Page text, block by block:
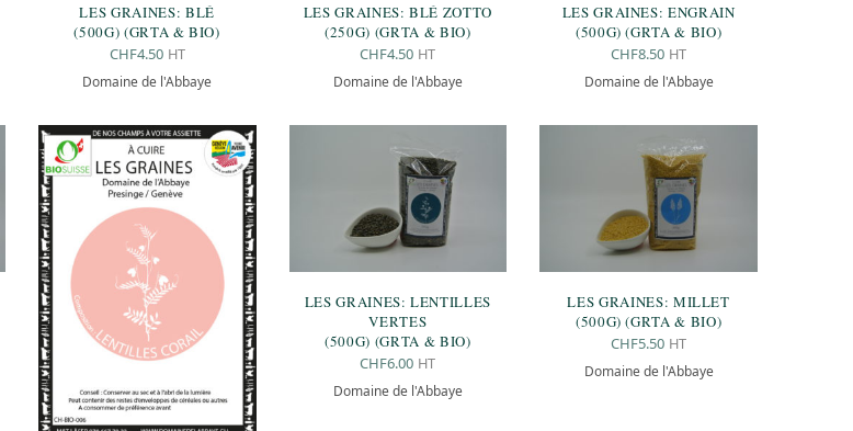
LES GRAINES: BLÉ
(500G) (GRTA & BIO)
CHF4.50 HT
Domaine de l'Abbaye
LES GRAINES: BLÉ ZOTTO
(250G) (GRTA & BIO)
CHF4.50 HT
Domaine de l'Abbaye
LES GRAINES: ENGRAIN
(500G) (GRTA & BIO)
CHF8.50 HT
Domaine de l'Abbaye
LES GRAINES: LENTILLES
VERTES
(500G) (GRTA & BIO)
CHF6.00 HT
Domaine de l'Abbaye
LES GRAINES: MILLET
(500G) (GRTA & BIO)
CHF5.50 HT
Domaine de l'Abbaye